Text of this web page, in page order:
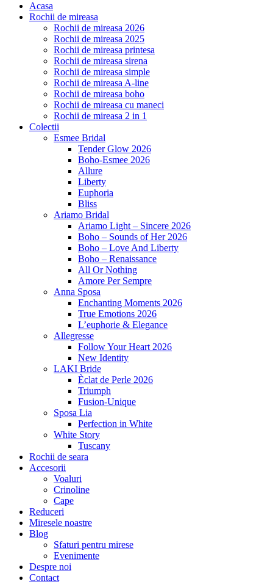
Acasa
Rochii de mireasa
Rochii de mireasa 2026
Rochii de mireasa 2025
Rochii de mireasa printesa
Rochii de mireasa sirena
Rochii de mireasa simple
Rochii de mireasa A-line
Rochii de mireasa boho
Rochii de mireasa cu maneci
Rochii de mireasa 2 in 1
Colectii
Esmee Bridal
Tender Glow 2026
Boho-Esmee 2026
Allure
Liberty
Euphoria
Bliss
Ariamo Bridal
Ariamo Light – Sincere 2026
Boho – Sounds of Her 2026
Boho – Love And Liberty
Boho – Renaissance
All Or Nothing
Amore Per Sempre
Anna Sposa
Enchanting Moments 2026
True Emotions 2026
L’euphorie & Elegance
Allegresse
Follow Your Heart 2026
New Identity
LAKI Bride
Èclat de Perle 2026
Triumph
Fusion-Unique
Sposa Lia
Perfection in White
White Story
Tuscany
Rochii de seara
Accesorii
Voaluri
Crinoline
Cape
Reduceri
Miresele noastre
Blog
Sfaturi pentru mirese
Evenimente
Despre noi
Contact